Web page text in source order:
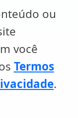
ou
você
Termos
.